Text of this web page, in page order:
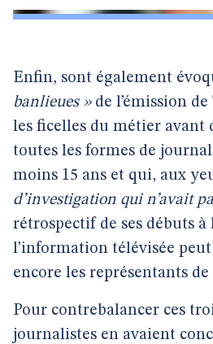
Enfin, sont également
banlieues »de l’émission
les ficelles du métier avant
toutes les formes de
moins 15 ans et qui, aux
d’investigation qui n’avait
rétrospectif de ses débuts
l’information télévisée
encore les représentants de
Pour contrebalancer ces
journalistes en avaient